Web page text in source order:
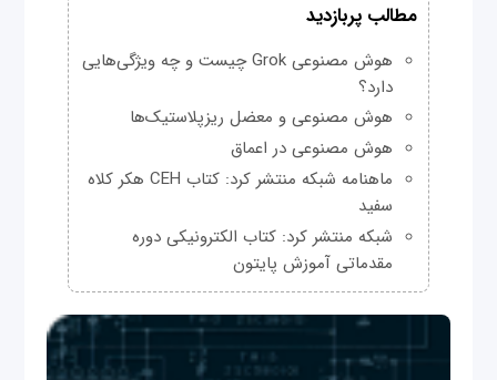
مطالب پربازدید
هوش مصنوعی Grok چیست و چه ویژگی‌هایی
دارد؟
هوش مصنوعی و معضل ریزپلاستیک‌ها
هوش مصنوعی در اعماق
ماهنامه شبکه منتشر کرد: کتاب CEH هکر کلاه
سفید
شبکه منتشر کرد: کتاب الکترونیکی دوره
مقدماتی آموزش پایتون